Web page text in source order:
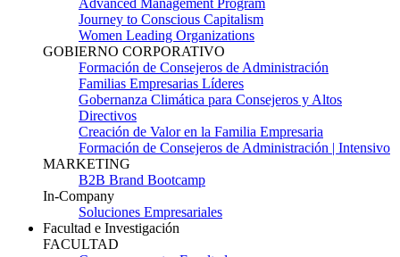
Advanced Management Program
Journey to Conscious Capitalism
Women Leading Organizations
GOBIERNO CORPORATIVO
Formación de Consejeros de Administración
Familias Empresarias Líderes
Gobernanza Climática para Consejeros y Altos
Directivos
Creación de Valor en la Familia Empresaria
Formación de Consejeros de Administración | Intensivo
MARKETING
B2B Brand Bootcamp
In-Company
Soluciones Empresariales
Facultad e Investigación
FACULTAD